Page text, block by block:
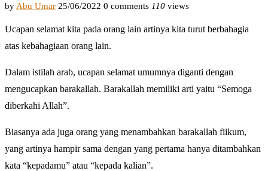
by Abu Umar 25/06/2022 0 comments 110 views
Ucapan selamat kita pada orang lain artinya kita turut berbahagia
atas kebahagiaan orang lain.
Dalam istilah arab, ucapan selamat umumnya diganti dengan
mengucapkan barakallah. Barakallah memiliki arti yaitu “Semoga
diberkahi Allah”.
Biasanya ada juga orang yang menambahkan barakallah fiikum,
yang artinya hampir sama dengan yang pertama hanya ditambahkan
kata “kepadamu” atau “kepada kalian”.